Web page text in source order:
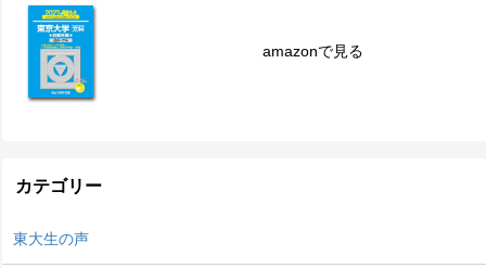
amazonで見る
カテゴリー
東大生の声